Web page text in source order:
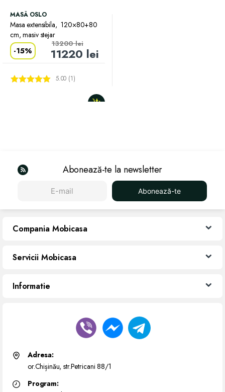
MASĂ OSLO
Masa extensibila, 120×80+80
cm, masiv stejar
-15% 11220 lei
13200lei
5.00 (1)
Abonează-te la newsletter
Abonează-te
Compania Mobicasa
Servicii Mobicasa
Informatie
Adresa:
or.Chișinău, str.Petricani 88/1
Program: